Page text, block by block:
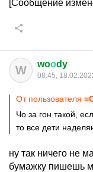
[Сообщение
W woоdy
08:45,
От пользователя
Чо за гон такой,
то все дети
ну так ничего не
бумажку пишешь